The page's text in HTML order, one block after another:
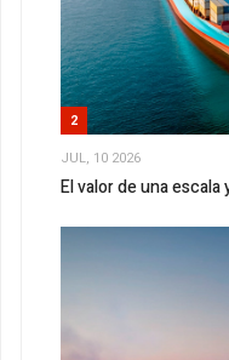
2
JUL, 10 2026
El valor de una escala